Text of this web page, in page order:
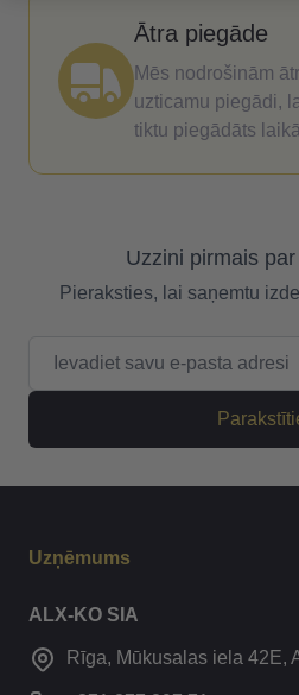
Ātra piegāde
Mēs nodrošinām
uzticamu piegādi,
tiktu piegādāts
Uzzini pirmais
Pieraksties, lai saņemtu
Uzņēmums
ALX-KO SIA
Rīga, Mūkusalas iela 42E,